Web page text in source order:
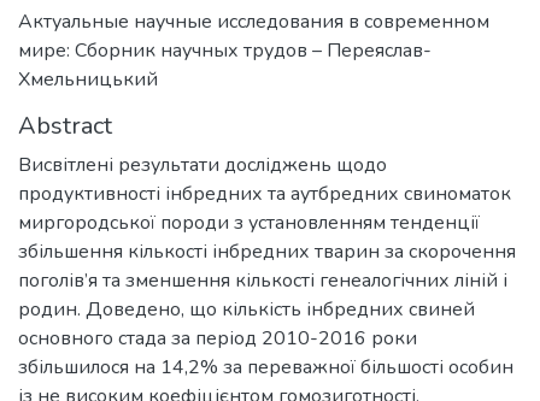
Актуальные научные исследования в современном
мире: Сборник научных трудов – Переяслав-
Хмельницький
Abstract
Висвітлені результати досліджень щодо
продуктивності інбредних та аутбредних свиноматок
миргородської породи з установленням тенденції
збільшення кількості інбредних тварин за скорочення
поголів’я та зменшення кількості генеалогічних ліній і
родин. Доведено, що кількість інбредних свиней
основного стада за період 2010-2016 роки
збільшилося на 14,2% за переважної більшості особин